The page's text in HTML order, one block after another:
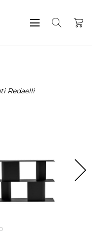
Redaelli